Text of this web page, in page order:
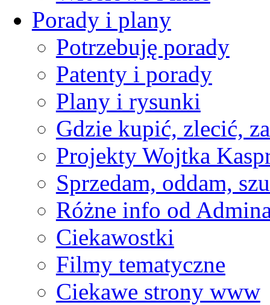
Porady i plany
Potrzebuję porady
Patenty i porady
Plany i rysunki
Gdzie kupić, zlecić,
Projekty Wojtka
Sprzedam, oddam,
Różne info od
Ciekawostki
Filmy tematyczne
Ciekawe strony www